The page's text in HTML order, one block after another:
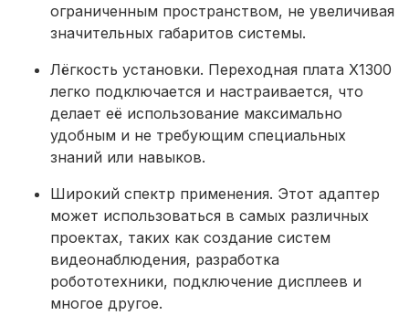
ограниченным пространством, не увеличивая
значительных габаритов системы.
Лёгкость установки. Переходная плата X1300
легко подключается и настраивается, что
делает её использование максимально
удобным и не требующим специальных
знаний или навыков.
Широкий спектр применения. Этот адаптер
может использоваться в самых различных
проектах, таких как создание систем
видеонаблюдения, разработка
робототехники, подключение дисплеев и
многое другое.